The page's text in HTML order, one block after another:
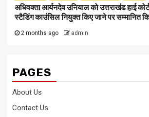
अधिवक्ता आर्यनदेव उनियाल को उत्तराखंड हाई
स्टैडिंग काउंसिल नियुक्त किए जाने पर सम्मानित
2 months ago admin
PAGES
About Us
Contact Us